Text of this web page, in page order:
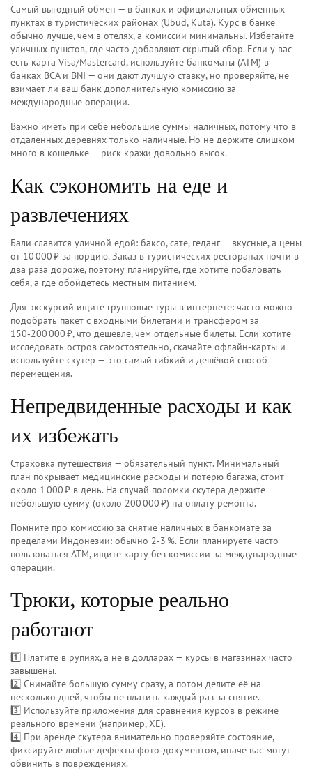
Самый выгодный обмен — в банках и официальных обменных
пунктах в туристических районах (Ubud, Kuta). Курс в банке
обычно лучше, чем в отелях, а комиссии минимальны. Избегайте
уличных пунктов, где часто добавляют скрытый сбор. Если у вас
есть карта Visa/Mastercard, используйте банкоматы (ATM) в
банках BCA и BNI — они дают лучшую ставку, но проверяйте, не
взимает ли ваш банк дополнительную комиссию за
международные операции.
Важно иметь при себе небольшие суммы наличных, потому что в
отдалённых деревнях только наличные. Но не держите слишком
много в кошельке — риск кражи довольно высок.
Как сэкономить на еде и
развлечениях
Бали славится уличной едой: баксо, сате, геданг — вкусные, а цены
от 10 000 ₽ за порцию. Заказ в туристических ресторанах почти в
два раза дороже, поэтому планируйте, где хотите побаловать
себя, а где обойдётесь местным питанием.
Для экскурсий ищите групповые туры в интернете: часто можно
подобрать пакет с входными билетами и трансфером за
150‑200 000 ₽, что дешевле, чем отдельные билеты. Если хотите
исследовать остров самостоятельно, скачайте офлайн‑карты и
используйте скутер — это самый гибкий и дешёвой способ
перемещения.
Непредвиденные расходы и как
их избежать
Страховка путешествия — обязательный пункт. Минимальный
план покрывает медицинские расходы и потерю багажа, стоит
около 1 000 ₽ в день. На случай поломки скутера держите
небольшую сумму (около 200 000 ₽) на оплату ремонта.
Помните про комиссию за снятие наличных в банкомате за
пределами Индонезии: обычно 2‑3 %. Если планируете часто
пользоваться ATM, ищите карту без комиссии за международные
операции.
Трюки, которые реально
работают
1️⃣ Платите в рупиях, а не в долларах — курсы в магазинах часто
завышены.
2️⃣ Снимайте большую сумму сразу, а потом делите её на
несколько дней, чтобы не платить каждый раз за снятие.
3️⃣ Используйте приложения для сравнения курсов в режиме
реального времени (например, XE).
4️⃣ При аренде скутера внимательно проверяйте состояние,
фиксируйте любые дефекты фото‑документом, иначе вас могут
обвинить в повреждениях.